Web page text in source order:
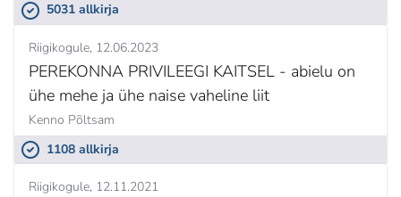
5031 allkirja
Riigikogule 12.06.2023
PEREKONNA PRIVILEEGI KAITSEL - abielu on
ühe mehe ja ühe naise vaheline liit
Kenno Põltsam
1108 allkirja
Riigikogule 12.11.2021